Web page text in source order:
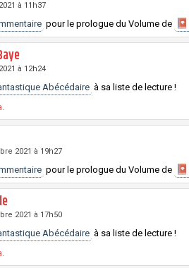
à 11h37
pour le prologue du Volume de
à 12h24
Abécédaire à sa liste de lecture !
2021 à 19h27
pour le prologue du Volume de
2021 à 17h50
Abécédaire à sa liste de lecture !